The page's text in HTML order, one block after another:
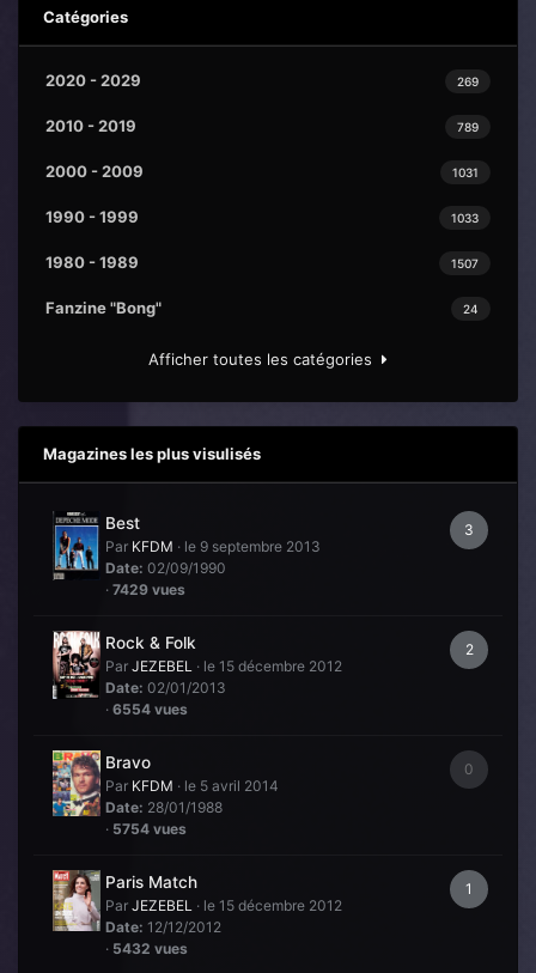
Catégories
269
2020 - 2029
789
2010 - 2019
1031
2000 - 2009
1033
1990 - 1999
1507
1980 - 1989
24
Fanzine "Bong"
Afficher toutes les catégories
Magazines les plus visulisés
3
Best
Par KFDM · le 9 septembre 2013
Date: 02/09/1990
· 7429 vues
2
Rock & Folk
Par JEZEBEL · le 15 décembre 2012
Date: 02/01/2013
· 6554 vues
0
Bravo
Par KFDM · le 5 avril 2014
Date: 28/01/1988
· 5754 vues
1
Paris Match
Par JEZEBEL · le 15 décembre 2012
Date: 12/12/2012
· 5432 vues